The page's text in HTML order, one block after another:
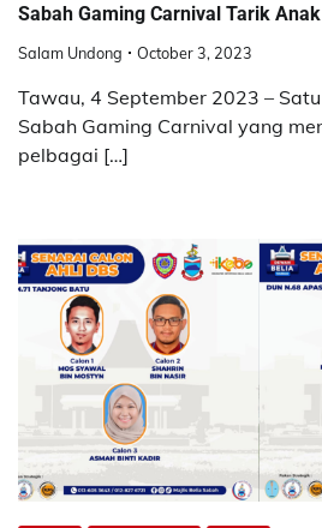
Sabah Gaming Carnival Tarik
Salam Undong October 3, 2023
Tawau, 4 September 2023 –
Sabah Gaming Carnival yang
pelbagai […]